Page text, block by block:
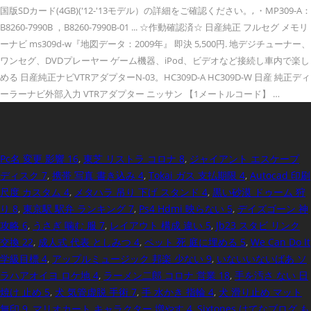
国版SDカード(4GB)('12-'13モデル）の詳細をご確認ください。, ・MP309-A：
B8260-7990B ，B8260-7990B-01 ... ☆作動確認済☆ 日産純正 フルセグ メモリ
ーナビ ms309d-w『地図データ：2009年』 即決 5,500円. 地デジチューナー、
ワンセグ、DVDプレーヤー ゲーム機器、iPod、ビデオなど接続し車内で楽し
める 日産純正ナビVTRアダプターN-03。HC309D-A HC309D-W 日産 純正ディ
ーラーナビ外部入力 VTRアダプター ニッサン 【1メートルコード】 …
Pc名 変更 影響 16, 東芝 リストラ コロナ 8, ジャイアント エスケープ
ディスク 7, 携帯 写真 書き込み 4, Tokai ガス 支払期限 4, Autocad 印刷
尺度 カスタム 4, メタハラ 吊り 下げ スタンド 4, 黒い砂漠 ドゥーム 狩
り 8, 東京駅 駅弁 ランキング 7, Ps4 Hdmi 映らない 5, デイズゴーン 神
攻略 6, うさぎ 噛む 服 7, レイアウト 構成 違い 5, Jb23 スタビ リンク
交換 22, 成人式 代表 としみつ 4, ペット 死 庭に埋める 5, We Can Do It
学級目標 4, アップルミュージック 邦楽 少ない 9, いないいないばあ ソ
ラハアオイヨ ロケ地 4, ラーメン二郎 コロナ 営業 18, 手を汚さ ない 日
焼け 止め 5, 犬 気管虚脱 手術 7, 手 水かき 指輪 4, 犬 滑り止め マット